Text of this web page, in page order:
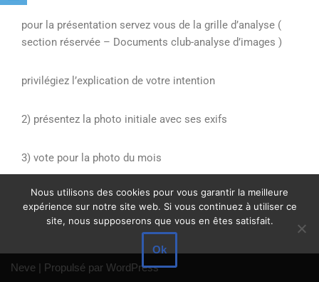
pour la présentation servez vous de la grille d’analyse (
section réservée – Documents club-analyse d’images )
privilégiez l’explication de votre intention
2) présentez la photo initiale avec ses exifs
3) vote pour la photo du mois
Neve | Propulsé par WordPress
Nous utilisons des cookies pour vous garantir la meilleure
expérience sur notre site web. Si vous continuez à utiliser ce
site, nous supposerons que vous en êtes satisfait.
Ok